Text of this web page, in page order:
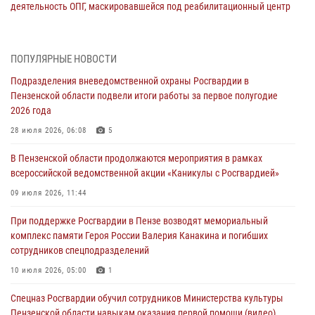
деятельность ОПГ, маскировавшейся под реабилитационный центр
работы за первое полугодие 2026 года
Росгвардия обеспечила безопасность праздничных мероприятий в
1
В Пензе сотрудники Росгвардии задержали мужчину, который
дома
03 августа 2026, 05:59
Росгвардейцы Пензенской области отмечают 35-летие дежурной
03 августа 2026, 05:15
ПОПУЛЯРНЫЕ НОВОСТИ
Подразделения вневедомственной охраны Росгвардии в
Пензенской области подвели итоги работы за первое полугодие
2026 года
28 июля 2026, 06:08 5
В Пензенской области продолжаются мероприятия в рамках
всероссийской ведомственной акции «Каникулы с Росгвардией»
09 июля 2026, 11:44
При поддержке Росгвардии в Пензе возводят мемориальный
комплекс памяти Героя России Валерия Канакина и погибших
сотрудников спецподразделений
10 июля 2026, 05:00 1
Спецназ Росгвардии обучил сотрудников Министерства культуры
Пензенской области навыкам оказания первой помощи (видео)